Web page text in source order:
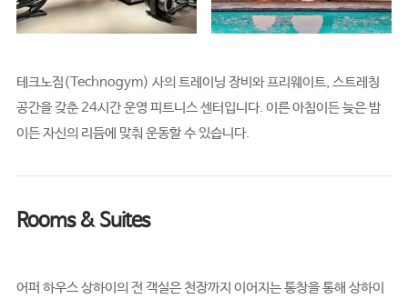
테크노짐(Technogym) 사의 트레이닝 장비와 프리웨이트, 스트레칭
공간을 갖춘 24시간 운영 피트니스 센터입니다. 이른 아침이든 늦은 밤
이든 자신의 리듬에 맞춰 운동할 수 있습니다.
Rooms & Suites
어퍼 하우스 상하이의 전 객실은 천장까지 이어지는 통창을 통해 상하이